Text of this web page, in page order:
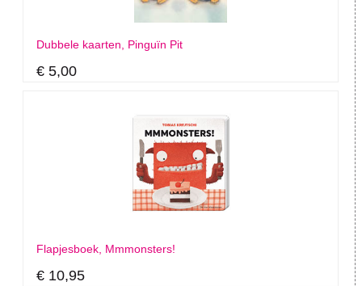
Dubbele kaarten, Pinguïn Pit
€ 5,00
Flapjesboek, Mmmonsters!
€ 10,95